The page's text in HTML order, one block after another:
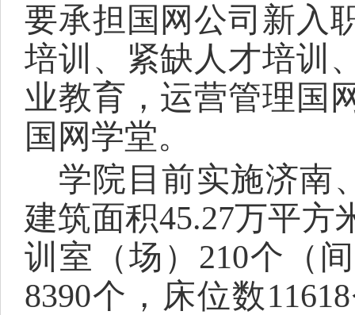
要承担国网公司新入
培训、紧缺人才培训
业教育，运营管理国
国网学堂。
学院目前实施济南
建筑面积45.27万平
训室（场）210个（
8390个，床位数